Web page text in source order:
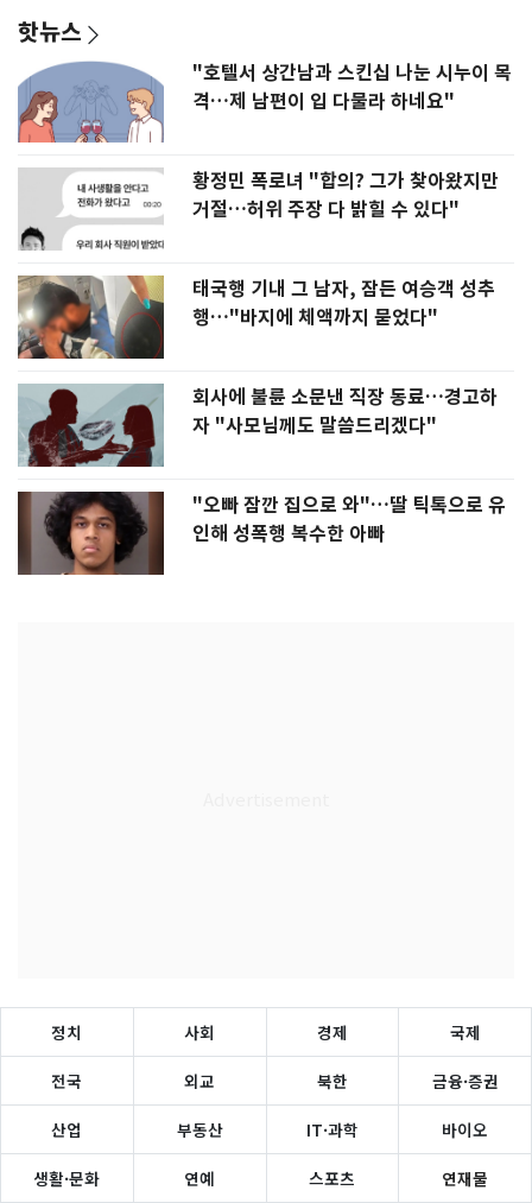
핫뉴스
"호텔서 상간남과 스킨십 나눈 시누이 목
격…제 남편이 입 다물라 하네요"
황정민 폭로녀 "합의? 그가 찾아왔지만
거절…허위 주장 다 밝힐 수 있다"
태국행 기내 그 남자, 잠든 여승객 성추
행…"바지에 체액까지 묻었다"
회사에 불륜 소문낸 직장 동료…경고하
자 "사모님께도 말씀드리겠다"
"오빠 잠깐 집으로 와"…딸 틱톡으로 유
인해 성폭행 복수한 아빠
정치 사회 경제 국제
전국 외교 북한 금융·증권
산업 부동산 IT·과학 바이오
생활·문화 연예 스포츠 연재물